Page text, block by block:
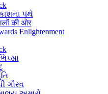
પંથે
की ओर
Enlightenment
ગૌરવ